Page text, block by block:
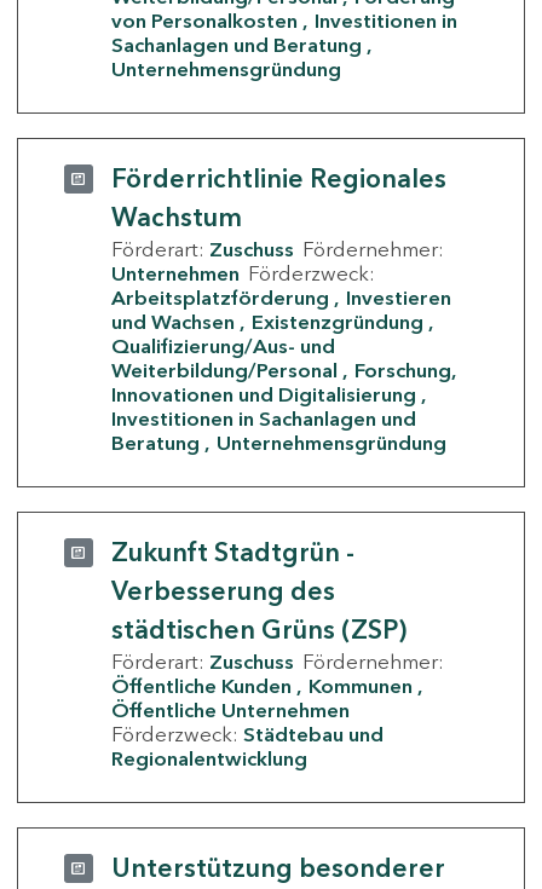
von Personalkosten
Investitionen in
Sachanlagen und Beratung
Unternehmensgründung
Förderrichtlinie Regionales
Wachstum
Förderart: Zuschuss Fördernehmer:
Unternehmen Förderzweck:
Arbeitsplatzförderung
Investieren
und Wachsen
Existenzgründung
Qualifizierung/Aus- und
Weiterbildung/Personal
Forschung,
Innovationen und Digitalisierung
Investitionen in Sachanlagen und
Beratung
Unternehmensgründung
Zukunft Stadtgrün -
Verbesserung des
städtischen Grüns (ZSP)
Förderart: Zuschuss Fördernehmer:
Öffentliche Kunden
Kommunen
Öffentliche Unternehmen
Förderzweck: Städtebau und
Regionalentwicklung
Unterstützung besonderer